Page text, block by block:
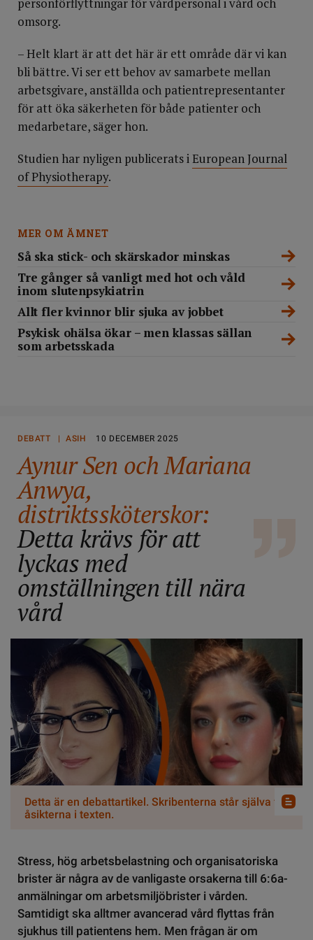
omsorg.
– Helt klart är att det här är ett område där vi kan
bli bättre. Vi ser ett behov av samarbete mellan
arbetsgivare, anställda och patientrepresentanter
för att öka säkerheten för både patienter och
medarbetare, säger hon.
Studien har nyligen publicerats iEuropean Journal
of Physiotherapy.
MER OM ÄMNET
Så ska stick- och skärskador minskas
Tre gånger så vanligt med hot och våld
inom slutenpsykiatrin
Allt fler kvinnor blir sjuka av jobbet
Psykisk ohälsa ökar – men klassas sällan
som arbetsskada
DEBATT | ASIH 10 DECEMBER 2025
Aynur Sen och Mariana
Anwya,
distriktssköterskor:
Detta krävs för att
lyckas med
omställningen till nära
vård
Detta är en debattartikel. Skribenterna står själva för
åsikterna i texten.
Stress, hög arbetsbelastning och organisatoriska
brister är några av de vanligaste orsakerna till 6:6a-
anmälningar om arbetsmiljöbrister i vården.
Samtidigt ska alltmer avancerad vård flyttas från
sjukhus till patientens hem. Men frågan är om